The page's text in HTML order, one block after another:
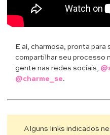
E aí, charmosa, pronta
compartilhar seu processo
gente nas redes sociais,
@charme_se.
Alguns links indicados